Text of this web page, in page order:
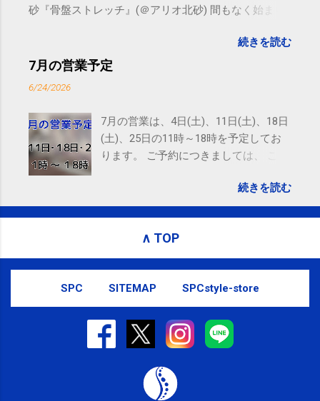
砂『骨盤ストレッチ』(＠アリオ北砂) 間もなく始まり
subscribed to email updates from サクマフィジカルコ
ンディショニング(@SPCstyle) - Twilog To stop
Email delivery powered by Google Google Inc., 1600
Amphitheatre Parkway, Mountain View, CA 94043,
United States
続きを読む
7月の営業予定
6/24/2026
7月の営業は、4日(土)、11日(土)、18日
(土)、25日の11時～18時を予定してお
ります。 ご予約につきましては、 こち
れないことがありますので、ご予約、
お問い合わせはSMS（ショートメッセ
続きを読む
∧ TOP
SPC SITEMAP SPCstyle-store